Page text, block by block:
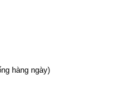
hàng ngày)